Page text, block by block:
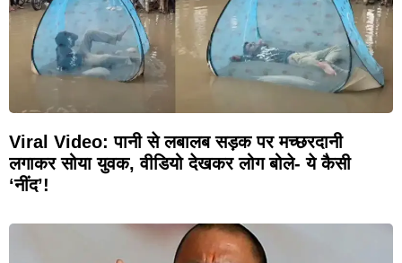
Viral Video: पानी से लबालब सड़क पर मच्छरदानी
लगाकर सोया युवक, वीडियो देखकर लोग बोले- ये कैसी
‘नींद’!